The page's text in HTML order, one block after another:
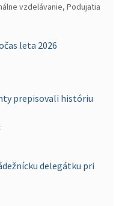
vzdelávanie, Podujatia
leta 2026
prepisovali históriu
delegátku pri